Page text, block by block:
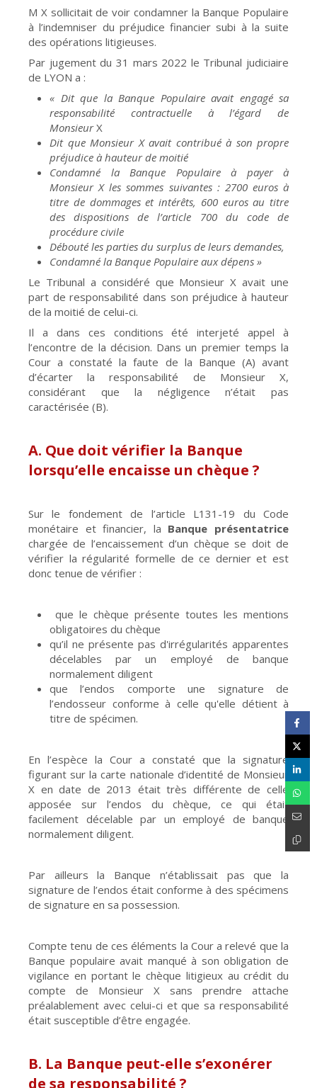
M X sollicitait de voir condamner la Banque Populaire
à l’indemniser du préjudice financier subi à la suite
des opérations litigieuses.
Par jugement du 31 mars 2022 le Tribunal judiciaire
de LYON a :
« Dit que la Banque Populaire avait engagé sa
responsabilité contractuelle à l’égard de
MonsieurX
Dit que Monsieur X avait contribué à son propre
préjudice à hauteur de moitié
Condamné la Banque Populaire à payer à
Monsieur X les sommes suivantes : 2700 euros à
titre de dommages et intérêts, 600 euros au titre
des dispositions de l’article 700 du code de
procédure civile
Débouté les parties du surplus de leurs demandes,
Condamné la Banque Populaire aux dépens »
Le Tribunal a considéré que Monsieur X avait une
part de responsabilité dans son préjudice à hauteur
de la moitié de celui-ci.
Il a dans ces conditions été interjeté appel à
l’encontre de la décision. Dans un premier temps la
Cour a constaté la faute de la Banque (A) avant
d’écarter la responsabilité de Monsieur X,
considérant que la négligence n’était pas
caractérisée (B).
A. Que doit vérifier la Banque
lorsqu’elle encaisse un chèque ?
Sur le fondement de l’article L131-19 du Code
monétaire et financier, la Banque présentatrice
chargée de l’encaissement d’un chèque se doit de
vérifier la régularité formelle de ce dernier et est
donc tenue de vérifier :
que le chèque présente toutes les mentions
obligatoires du chèque
qu’il ne présente pas d'irrégularités apparentes
décelables par un employé de banque
normalement diligent
que l’endos comporte une signature de
l’endosseur conforme à celle qu'elle détient à
titre de spécimen.
En l’espèce la Cour a constaté que la signature
figurant sur la carte nationale d’identité de Monsieur
X en date de 2013 était très différente de celle
apposée sur l’endos du chèque, ce qui était
facilement décelable par un employé de banque
normalement diligent.
Par ailleurs la Banque n’établissait pas que la
signature de l’endos était conforme à des spécimens
de signature en sa possession.
Compte tenu de ces éléments la Cour a relevé que la
Banque populaire avait manqué à son obligation de
vigilance en portant le chèque litigieux au crédit du
compte de Monsieur X sans prendre attache
préalablement avec celui-ci et que sa responsabilité
était susceptible d’être engagée.
B. La Banque peut-elle s’exonérer
de sa responsabilité ?